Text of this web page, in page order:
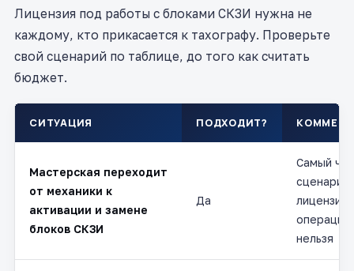
Лицензия под работы с блоками СКЗИ нужна не
каждому, кто прикасается к тахографу. Проверьте
свой сценарий по таблице, до того как считать
бюджет.
СИТУАЦИЯ ПОДХОДИТ?
Мастерская переходит
от механики к
активации и замене
блоков СКЗИ
Да
Самый
лицензии
операции
нельзя